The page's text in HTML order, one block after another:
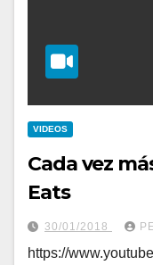
VIDEOS
Cada vez
Eats
30/01/2018
https://